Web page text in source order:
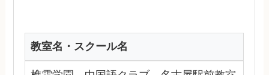
教室名・スクール名